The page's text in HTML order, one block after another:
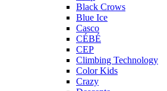
Black Crows
Blue Ice
Casco
CÉBÉ
CEP
Climbing Technology
Color Kids
Crazy